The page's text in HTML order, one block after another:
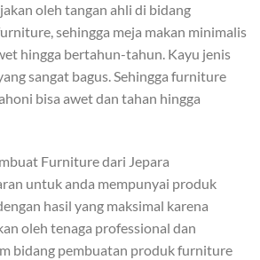
oleh tangan ahli di bidang
sehingga meja makan minimalis
hingga bertahun-tahun. Kayu jenis
sangat bagus. Sehingga furniture
bisa awet dan tahan hingga
Furniture dari Jepara
untuk anda mempunyai produk
hasil yang maksimal karena
oleh tenaga professional dan
bidang pembuatan produk furniture